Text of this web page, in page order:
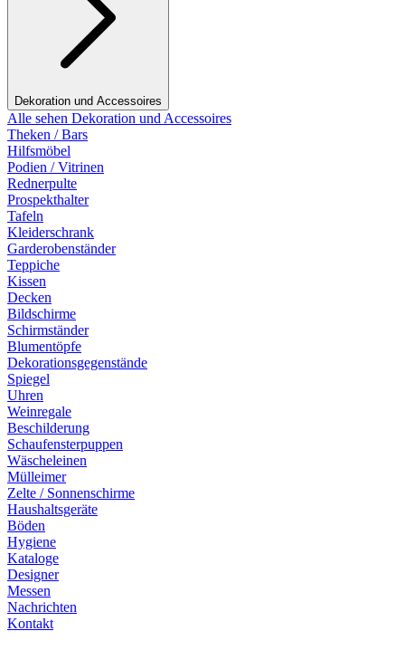
Dekoration und Accessoires
Alle sehen Dekoration und Accessoires
Theken / Bars
Hilfsmöbel
Podien / Vitrinen
Rednerpulte
Prospekthalter
Tafeln
Kleiderschrank
Garderobenständer
Teppiche
Kissen
Decken
Bildschirme
Schirmständer
Blumentöpfe
Dekorationsgegenstände
Spiegel
Uhren
Weinregale
Beschilderung
Schaufensterpuppen
Wäscheleinen
Mülleimer
Zelte / Sonnenschirme
Haushaltsgeräte
Böden
Hygiene
Kataloge
Designer
Messen
Nachrichten
Kontakt